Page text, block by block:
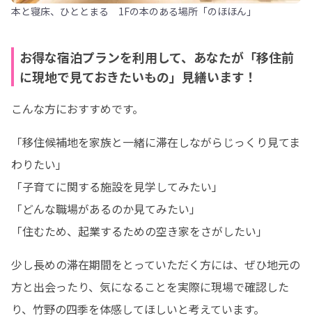
本と寝床、ひととまる 1Fの本のある場所「のほほん」
お得な宿泊プランを利用して、あなたが「移住前
に現地で見ておきたいもの」見繕います！
こんな方におすすめです。
「移住候補地を家族と一緒に滞在しながらじっくり見てま
わりたい」
「子育てに関する施設を見学してみたい」
「どんな職場があるのか見てみたい」
「住むため、起業するための空き家をさがしたい」
少し長めの滞在期間をとっていただく方には、ぜひ地元の
方と出会ったり、気になることを実際に現場で確認した
り、竹野の四季を体感してほしいと考えています。